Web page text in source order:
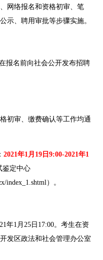
网络报名和资格初审、笔
示、聘用审批等步骤实施。
报名前向社会公开发布招聘
初审、缴费确认等工作均通
2021年1月19日9:00-2021年1
鉴定中心
index_1.shtml）。
年1月25日17:00。考生在资
发区政法和社会管理办公室